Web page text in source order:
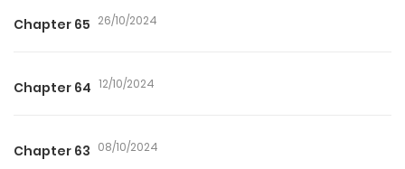
Chapter 65 26/10/2024
Chapter 64 12/10/2024
Chapter 63 08/10/2024